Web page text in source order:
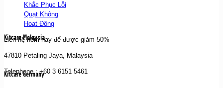
Khắc Phục Lỗi
Quạt Không
Hoạt Động
Liên hệ hôm nay để được giảm 50%
Kitcare Malaysia
47810 Petaling Jaya, Malaysia
Telephone : +60 3 6151 5461
Kitcare Germany